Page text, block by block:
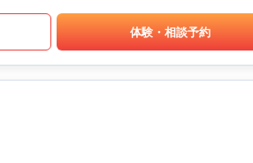
体験・相談予約